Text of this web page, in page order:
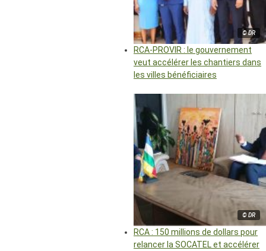
© DR
RCA-PROVIR : le gouvernement
veut accélérer les chantiers dans
les villes bénéficiaires
© DR
RCA : 150 millions de dollars pour
relancer la SOCATEL et accélérer